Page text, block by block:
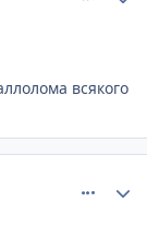
всякого